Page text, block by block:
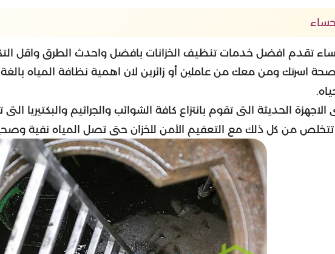
تقدم افضل خدمات تنظيف الخزانات بافضل واحدث الطرق واقل
اسرتك ومن معك من عاملين أو زائرين لان اهمية نظافة المياه
الحديثة التى تقوم بانتزاع كافة الشوائب والجراثيم والبكتيريا
من كل ذلك مع التعقيم الأمن للخزان حتى تصل المياه نقية